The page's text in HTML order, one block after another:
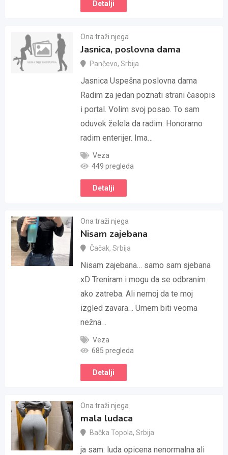
Detalji
Ona traži njega
Jasnica, poslovna dama
Pančevo, Srbija
Jasnica Uspešna poslovna dama
Radim za jedan poznati strani časopis
i portal. Volim svoj posao. To sam
oduvek želela da radim. Honorarno
radim enterijer. Ima…
Veza
449 pregleda
Detalji
Ona traži njega
Nisam zajebana
Čačak, Srbija
Nisam zajebana… samo sam sjebana
xD Treniram i mogu da se odbranim
ako zatreba. Ali nemoj da te moj
izgled zavara… Umem biti veoma
nežna…
Veza
685 pregleda
Detalji
Ona traži njega
mala ludaca
Bačka Topola, Srbija
ja sam: luda opicena nenormalna ali